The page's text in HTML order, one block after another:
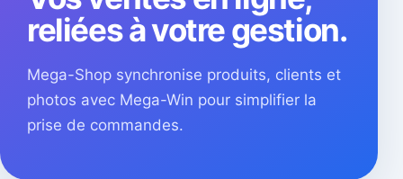
reliées à votre gestion.
Mega-Shop synchronise produits, clients et
photos avec Mega-Win pour simplifier la
prise de commandes.